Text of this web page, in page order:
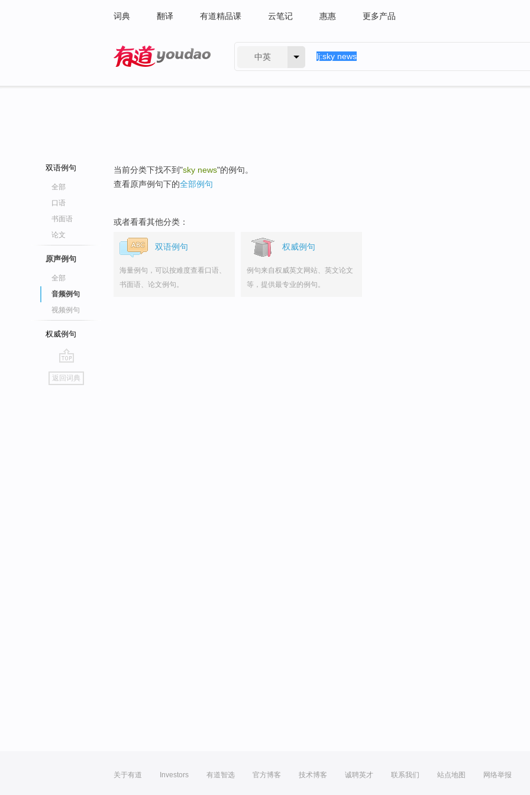
词典 翻译 有道精品课 云笔记 惠惠 更多产品
中英
双语例句
全部
口语
书面语
论文
原声例句
全部
音频例句
视频例句
权威例句
go
top
返回词典
当前分类下找不到"sky news"的例句。
查看原声例句下的全部例句
或者看看其他分类：
双语例句
海量例句，可以按难度查看口语、
书面语、论文例句。
权威例句
例句来自权威英文网站、英文论文
等，提供最专业的例句。
关于有道 Investors 有道智选 官方博客 技术博客 诚聘英才 联系我们 站点地图 网络举报